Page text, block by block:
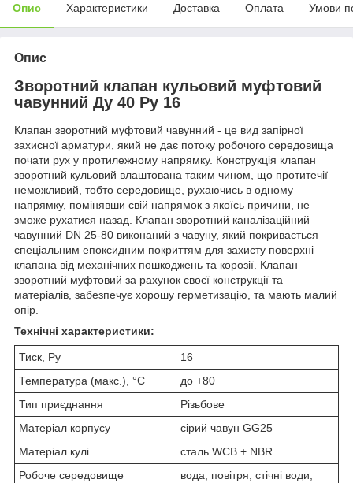
Опис Характеристики Доставка Оплата Умови
Опис
Зворотний клапан кульовий муфтовий
чавунний Ду 40 Ру 16
Клапан зворотний муфтовий чавунний - це вид запірної
захисної арматури, який не дає потоку робочого середовища
почати рух у протилежному напрямку. Конструкція клапан
зворотний кульовий влаштована таким чином, що протитечії
неможливий, тобто середовище, рухаючись в одному
напрямку, помінявши свій напрямок з якоїсь причини, не
зможе рухатися назад. Клапан зворотний каналізаційний
чавунний DN 25-80 виконаний з чавуну, який покривається
спеціальним епоксидним покриттям для захисту поверхні
клапана від механічних пошкоджень та корозії. Клапан
зворотний муфтовий за рахунок своєї конструкції та
матеріалів, забезпечує хорошу герметизацію, та мають малий
опір.
Технічні характеристики:
Тиск, Ру
16
Температура (макс.), °C
до +80
Тип приєднання
Різьбове
Матеріал корпусу
сірий чавун GG25
Матеріал кулі
сталь WCB + NBR
Робоче середовище
вода, повітря, стічні води,